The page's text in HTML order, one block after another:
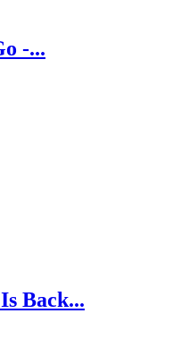
-...
Back...